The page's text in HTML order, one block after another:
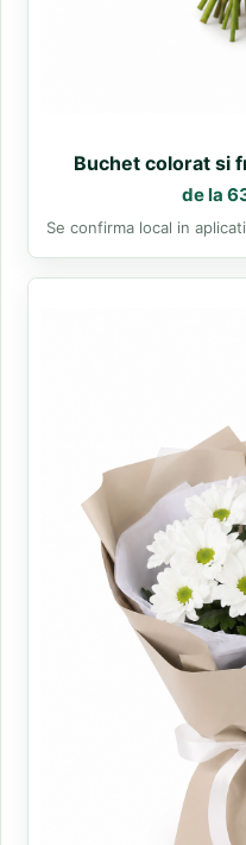
Buchet colorat si
de la
Se confirma local in